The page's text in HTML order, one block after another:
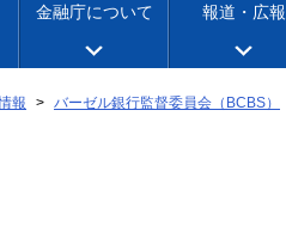
金融庁について 報道・広報
報 バーゼル銀行監督委員会（BCBS）